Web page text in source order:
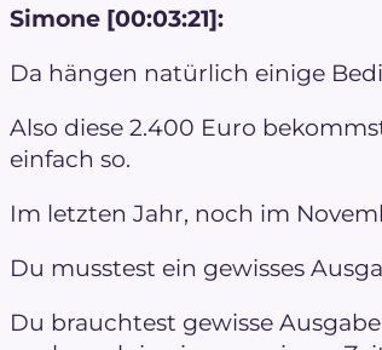
Simone [00:03:21]:
Da hängen natürlich einige
Also diese 2.400 Euro
einfach so.
Im letzten Jahr, noch im
Du musstest ein gewisses
Du brauchtest gewisse